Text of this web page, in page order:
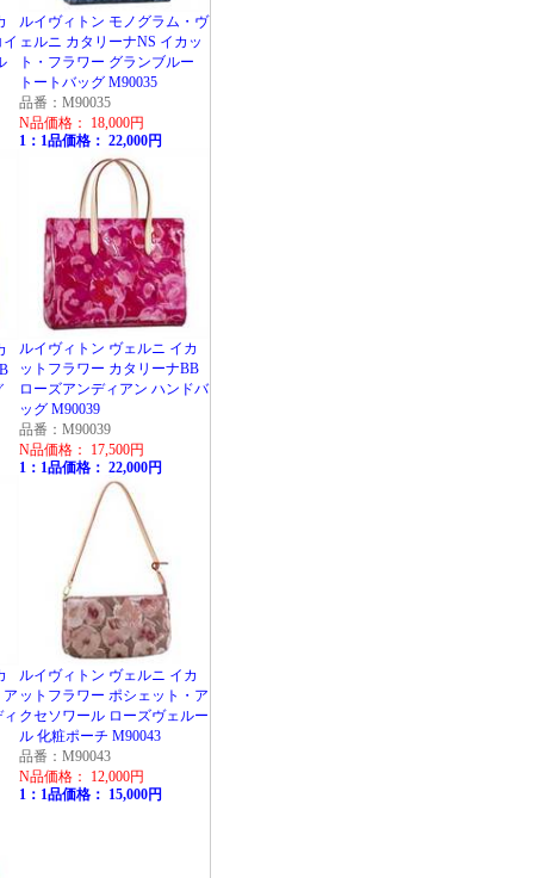
ルイヴィトン モノグラム・ヴ
ェルニ カタリーナNS イカッ
ト・フラワー グランブルー
トートバッグ M90035
品番：M90035
N品価格： 18,000円
1：1品価格： 22,000円
ルイヴィトン ヴェルニ イカ
ットフラワー カタリーナBB
ローズアンディアン ハンドバ
ッグ M90039
品番：M90039
N品価格： 17,500円
1：1品価格： 22,000円
ア
ルイヴィトン ヴェルニ イカ
ットフラワー ポシェット・ア
クセソワール ローズヴェルー
ル 化粧ポーチ M90043
品番：M90043
N品価格： 12,000円
1：1品価格： 15,000円